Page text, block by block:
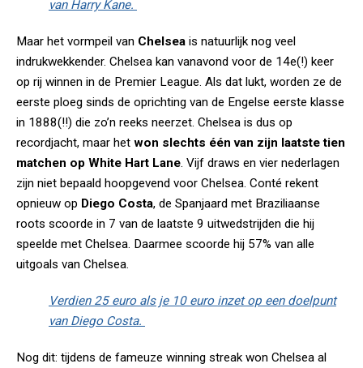
van Harry Kane.
Maar het vormpeil van Chelsea is natuurlijk nog veel
indrukwekkender. Chelsea kan vanavond voor de 14e(!) keer
op rij winnen in de Premier League. Als dat lukt, worden ze de
eerste ploeg sinds de oprichting van de Engelse eerste klasse
in 1888(!!) die zo’n reeks neerzet. Chelsea is dus op
recordjacht, maar het won slechts één van zijn laatste tien
matchen op White Hart Lane. Vijf draws en vier nederlagen
zijn niet bepaald hoopgevend voor Chelsea. Conté rekent
opnieuw op Diego Costa, de Spanjaard met Braziliaanse
roots scoorde in 7 van de laatste 9 uitwedstrijden die hij
speelde met Chelsea. Daarmee scoorde hij 57% van alle
uitgoals van Chelsea.
Verdien 25 euro als je 10 euro inzet op een doelpunt
van Diego Costa.
Nog dit: tijdens de fameuze winning streak won Chelsea al